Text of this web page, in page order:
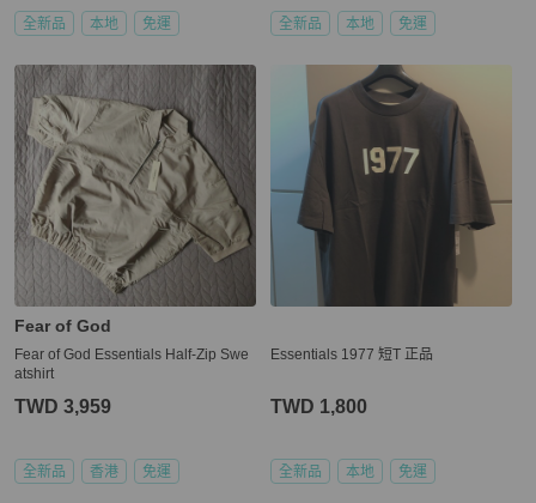
全新品 本地 免運 全新品 本地 免運
Fear of God
Fear of God Essentials Half-Zip Swe
atshirt
TWD 3,959
全新品 香港 免運
Essentials 1977 短T 正品
TWD 1,800
全新品 本地 免運